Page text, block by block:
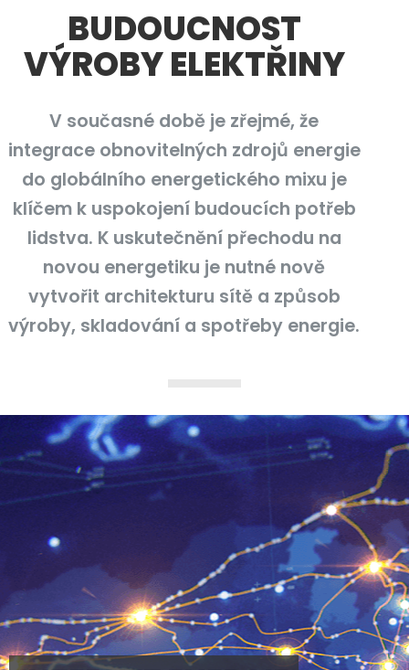
BUDOUCNOST
VÝROBY ELEKTŘINY
V současné době je zřejmé, že
integrace obnovitelných zdrojů energie
do globálního energetického mixu je
klíčem k uspokojení budoucích potřeb
lidstva. K uskutečnění přechodu na
novou energetiku je nutné nově
vytvořit architekturu sítě a způsob
výroby, skladování a spotřeby energie.